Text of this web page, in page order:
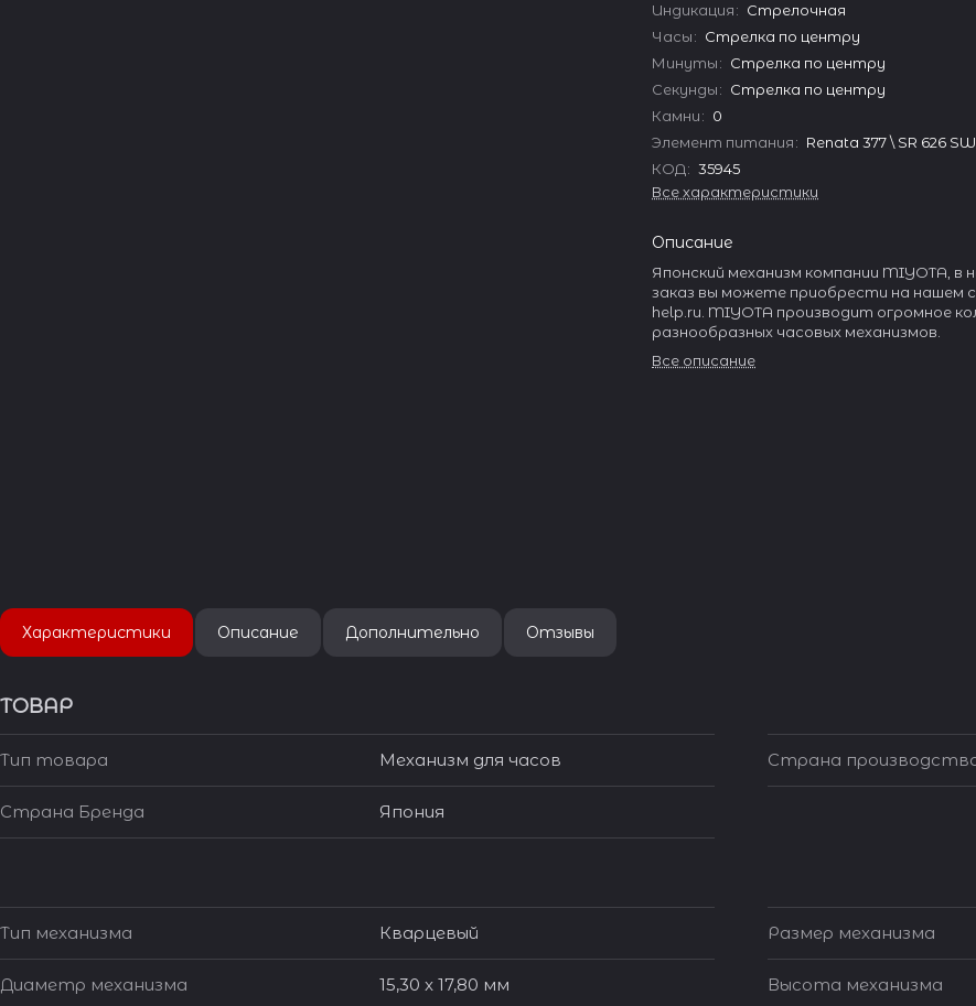
Индикация: Стрелочная
Часы: Стрелка по центру
Минуты: Стрелка по центру
Секунды: Стрелка по центру
Камни: 0
Элемент питания: Renata 377 \ SR 626 SW
КОД: 35945
Все характеристики
Описание
Японский механизм компании MIYOTA, в
заказ вы можете приобрести на нашем
help.ru. MIYOTA производит огромное
разнообразных часовых механизмов.
Все описание
Характеристики Описание Дополнительно Отзывы
ТОВАР
Тип товара Механизм для часов Страна
Страна Бренда Япония
Тип механизма Кварцевый Размер механизма
Диаметр механизма 15,30 x 17,80 мм Высота механизма